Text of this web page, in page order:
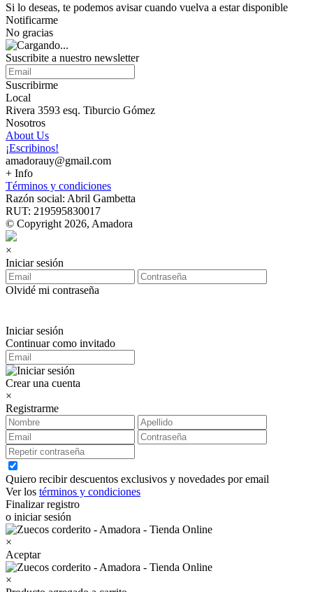
Si lo deseas, te podemos avisar cuando vuelva a estar disponible
Notificarme
No gracias
Suscribite a nuestro newsletter
Suscribirme
Local
Rivera 3593 esq. Tiburcio Gómez
Nosotros
About Us
¡Escribinos!
amadorauy@gmail.com
+ Info
Términos y condiciones
Razón social: Abril Gambetta
RUT: 219595830017
© Copyright 2026, Amadora
×
Iniciar sesión
Olvidé mi contraseña
Iniciar sesión
Continuar como invitado
Crear una cuenta
×
Registrarme
Quiero recibir descuentos exclusivos y novedades por email
Ver los términos y condiciones
Finalizar registro
o iniciar sesión
×
Aceptar
×